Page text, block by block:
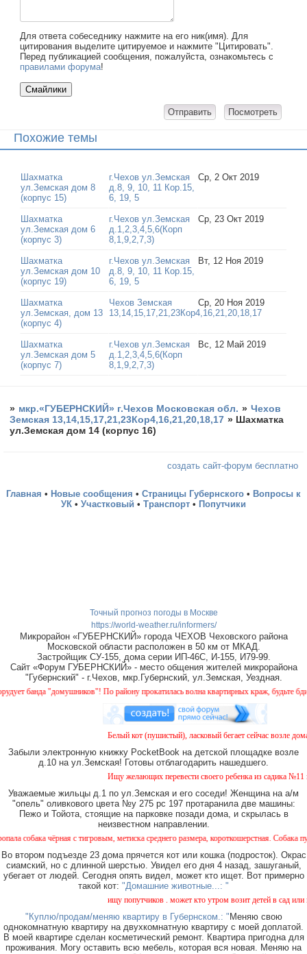
Для ответа собеседнику нажмите на его ник(имя). Для
цитирования выделите цитируемое и нажмите "Цитировать".
Перед публикацией сообщения, пожалуйста, ознакомьтесь с
правилами форума!
Похожие темы
Шахматка
ул.Земская дом 8
(корпус 15)
г.Чехов ул.Земская
д.8, 9, 10, 11 Кор.15,
6, 19, 5
Ср, 2 Окт 2019
Шахматка
ул.Земская дом 6
(корпус 3)
г.Чехов ул.Земская
д.1,2,3,4,5,6(Корп
8,1,9,2,7,3)
Ср, 23 Окт 2019
Шахматка
ул.Земская дом 10
(корпус 19)
г.Чехов ул.Земская
д.8, 9, 10, 11 Кор.15,
6, 19, 5
Вт, 12 Ноя 2019
Шахматка
ул.Земская, дом 13
(корпус 4)
Чехов Земская
13,14,15,17,21,23Кор4,16,21,20,18,17
Ср, 20 Ноя 2019
Шахматка
ул.Земская дом 5
(корпус 7)
г.Чехов ул.Земская
д.1,2,3,4,5,6(Корп
8,1,9,2,7,3)
Вс, 12 Май 2019
» мкр.«ГУБЕРНСКИЙ» г.Чехов Московская обл. » Чехов
Земская 13,14,15,17,21,23Кор4,16,21,20,18,17 » Шахматка
ул.Земская дом 14 (корпус 16)
создать сайт-форум бесплатно
Главная • Новые сообщения • Страницы Губернского • Вопросы к
УК • Участковый • Транспорт • Попутчики
Точный прогноз погоды в Москве
https://world-weather.ru/informers/
Микрорайон «ГУБЕРНСКИЙ» города ЧЕХОВ Чеховского района
Московской области расположен в 50 км от МКАД.
Застройщик СУ-155, дома серии ИП-46С, И-155, И79-99.
Сайт «Форум ГУБЕРНСКИЙ» - место общения жителей микрорайона
"Губернский" - г.Чехов, мкр.Губернский, ул.Земская, Уездная.
"домушников"! По району прокатилась волна квартирных краж, будьте бдительны!
Белый кот (пушистый), ласковый бегает сейчас возле дома
Забыли электронную книжку PocketBook на детской площадке возле
д.10 на ул.Земская! Готовы отблагодарить нашедшего.
Ищу желающих перевести своего ребенка из садика №11 в
Уважаемые жильцы д.1 по ул.Земская и его соседи! Женщина на а/м
"опель" оливкового цвета №у 275 рс 197 протаранила две машины:
Пежо и Тойота, стоящие на парковке позади дома, и скрылась в
неизвестном направлении.
с тигровым, метиска среднего размера, короткошерстная. Собака пугливая,
Во втором подъезде 23 дома прячется кот или кошка (подросток). Окрас
сиамский, но с длинной шерстью. Увидел его дня 4 назад, зашуганый,
убегает от людей. Сегодня опять видел, может кто ищет. Вот примерно
такой кот: "Домашние животные...: "
ищу попутчиков . может кто утром возит детей в сад или в
"Куплю/продам/меняю квартиру в Губернском.: "Меняю свою
однокомнатную квартиру на двухкомнатную квартиру с моей доплатой.
В моей квартире сделан косметический ремонт. Квартира пригодна для
проживания. Могу оставить всю мебель, которая вся новая. Меняю на